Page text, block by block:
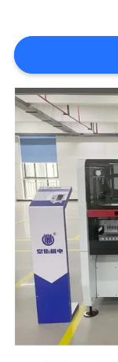
SOÁT
CHẤT
LƯỢNG
LIÊN
HỆ
VỚI
CHÚNG
TÔI
TIN
TỨC